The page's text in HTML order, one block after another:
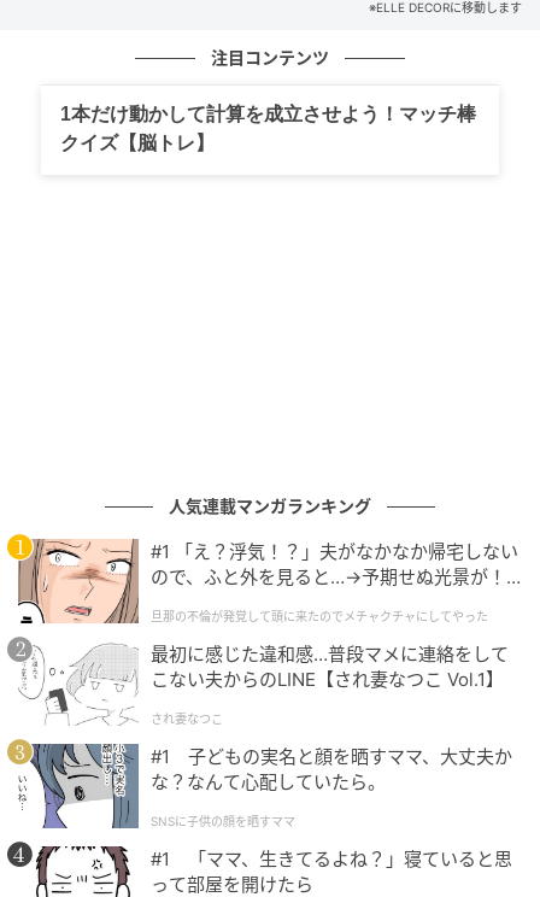
Hearst Owned
※ELLE DECORに移動します
注目コンテンツ
1本だけ動かして計算を成立させよう！マッチ棒
クイズ【脳トレ】
人気連載マンガランキング
#1 「え？浮気！？」夫がなかなか帰宅しない
ので、ふと外を見ると…→予期せぬ光景が！
クチャにしてやった
旦那の不倫が発覚して頭に来たのでメチャクチャにしてやった
最初に感じた違和感…普段マメに連絡をして
こない夫からのLINE【され妻なつこ Vol.1】
され妻なつこ
#1 子どもの実名と顔を晒すママ、大丈夫か
な？なんて心配していたら。
SNSに子供の顔を晒すママ
#1 「ママ、生きてるよね？」寝ていると思
って部屋を開けたら